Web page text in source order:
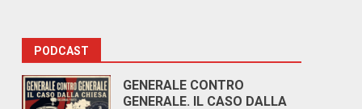
PODCAST
GENERALE CONTRO
GENERALE. IL CASO DALLA